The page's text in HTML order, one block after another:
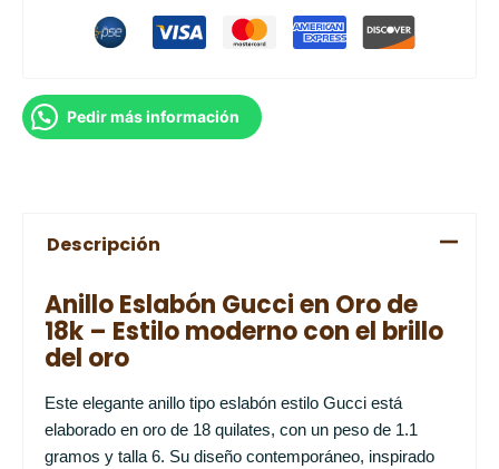
Pedir más información
Descripción
Anillo Eslabón Gucci en Oro de
18k – Estilo moderno con el brillo
del oro
Este elegante anillo tipo eslabón estilo Gucci está
elaborado en oro de 18 quilates, con un peso de 1.1
gramos y talla 6. Su diseño contemporáneo, inspirado